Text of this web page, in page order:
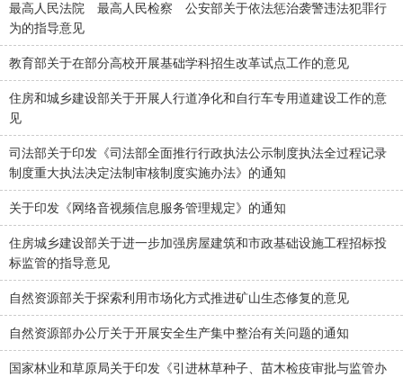
最高人民法院 最高人民检察 公安部关于依法惩治袭警违法犯罪行
为的指导意见
教育部关于在部分高校开展基础学科招生改革试点工作的意见
住房和城乡建设部关于开展人行道净化和自行车专用道建设工作的意
见
司法部关于印发《司法部全面推行行政执法公示制度执法全过程记录
制度重大执法决定法制审核制度实施办法》的通知
关于印发《网络音视频信息服务管理规定》的通知
住房城乡建设部关于进一步加强房屋建筑和市政基础设施工程招标投
标监管的指导意见
自然资源部关于探索利用市场化方式推进矿山生态修复的意见
自然资源部办公厅关于开展安全生产集中整治有关问题的通知
国家林业和草原局关于印发《引进林草种子、苗木检疫审批与监管办